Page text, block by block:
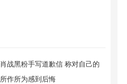
肖战黑粉手写道歉信 称对自己的
所作所为感到后悔